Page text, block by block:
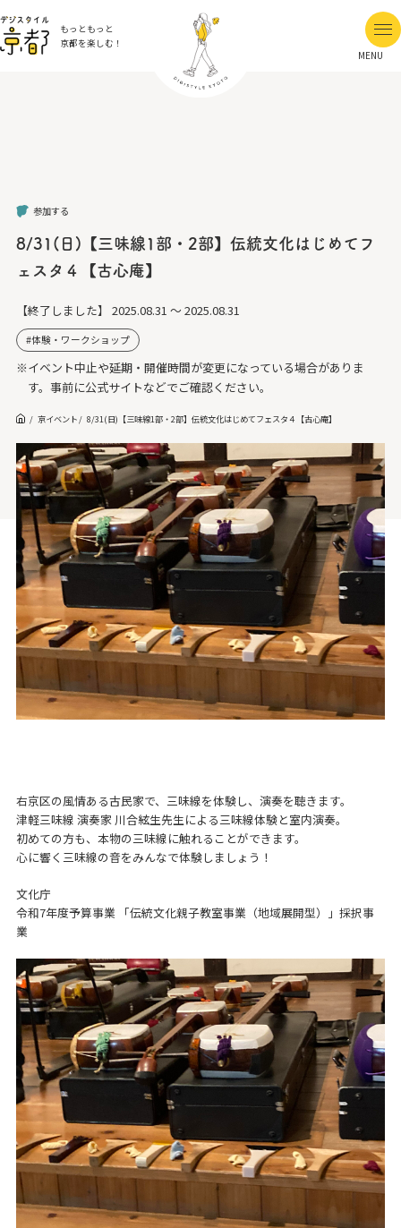
もっともっと
京都を楽しむ！
MENU
参加する
8/31(日)【三味線1部・2部】伝統文化はじめてフ
ェスタ４【古心庵】
【終了しました】 2025.08.31 ～ 2025.08.31
体験・ワークショップ
※イベント中止や延期・開催時間が変更になっている場合がありま
す。事前に公式サイトなどでご確認ください。
京イベント 8/31(日)【三味線1部・2部】伝統文化はじめてフェスタ４【古心庵】
右京区の風情ある古民家で、三味線を体験し、演奏を聴きます。
津軽三味線 演奏家 川合絃生先生による三味線体験と室内演奏。
初めての方も、本物の三味線に触れることができます。
心に響く三味線の音をみんなで体験しましょう！
文化庁
令和7年度予算事業 「伝統文化親子教室事業（地域展開型）」採択事
業